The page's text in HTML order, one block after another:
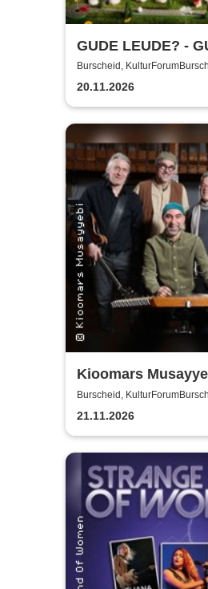
GUDE LEUDE? -
SHOW!
Burscheid,
20.11.2026
Kioomars
-
Burscheid,
21.11.2026